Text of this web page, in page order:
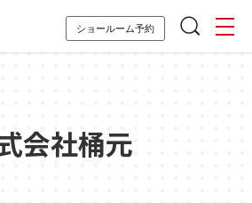
ショールーム予約
会社桶元